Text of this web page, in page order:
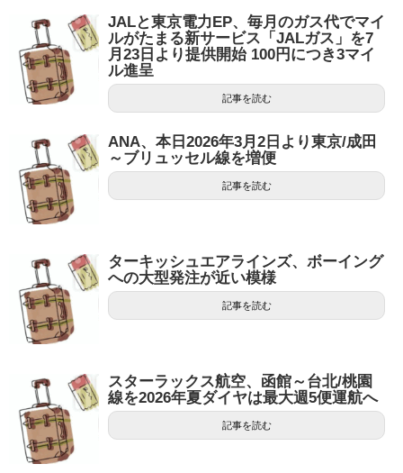
JALと東京電力EP、毎月のガス代でマイ
ルがたまる新サービス「JALガス」を7
月23日より提供開始 100円につき3マイ
ル進呈
記事を読む
ANA、本日2026年3月2日より東京/成田
～ブリュッセル線を増便
記事を読む
ターキッシュエアラインズ、ボーイング
への大型発注が近い模様
記事を読む
スターラックス航空、函館～台北/桃園
線を2026年夏ダイヤは最大週5便運航へ
記事を読む